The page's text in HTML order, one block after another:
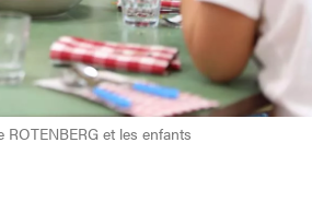
ROTENBERG et les enfants